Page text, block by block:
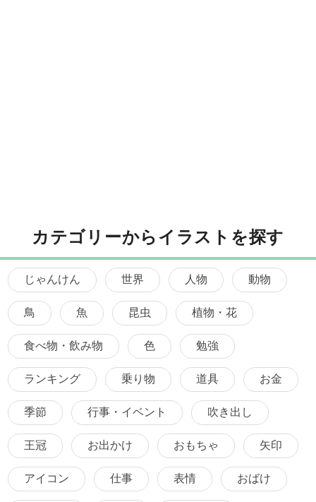
カテゴリーからイラストを探す
じゃんけん 世界 人物 動物
鳥 魚 昆虫 植物・花
食べ物・飲み物 色 勉強
ランキング 乗り物 道具 お金
季節 行事・イベント 吹き出し
王冠 お出かけ おもちゃ 矢印
アイコン 仕事 表情 おばけ